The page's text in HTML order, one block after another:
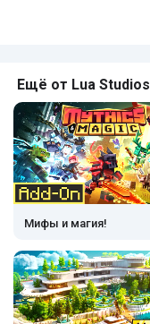
Ещё от Lua Studios
Мифы и магия!